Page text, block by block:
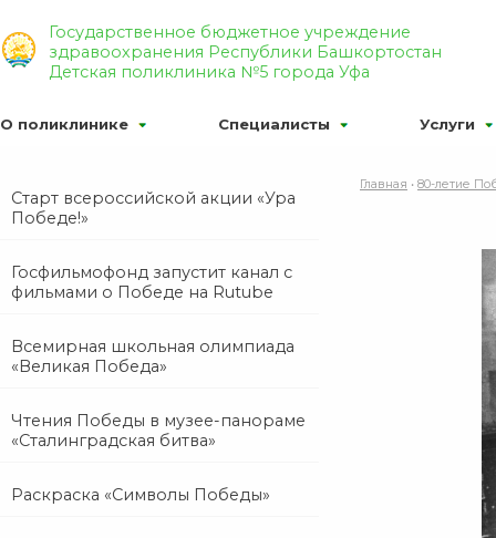
Р’РµСЂСЃРёСЏ РґР»СЏ
Р¦РІРµС‚РѕРІР°СЏ СЃС…РµРјР°:Р¦ Р¦ Р¦
Государственное бюджетное учреждение
здравоохранения Республики Башкортостан
Детская поликлиника №5 города Уфа
О поликлинике Специалисты Услуги
Старт всероссийской акции «Ура
Победе!»
Госфильмофонд запустит канал с
фильмами о Победе на Rutube
Всемирная школьная олимпиада
«Великая Победа»
Чтения Победы в музее-панораме
«Сталинградская битва»
Раскраска «Символы Победы»
Главная • 80-летие